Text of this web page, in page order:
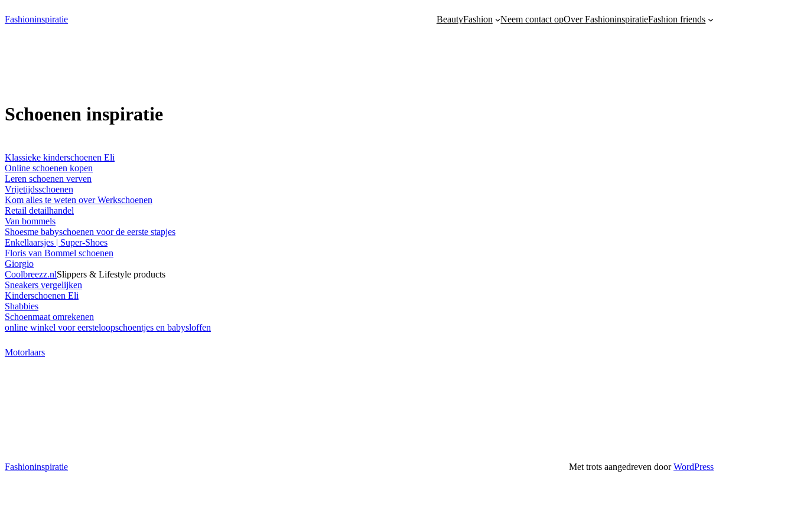
naar
Fashioninspiratie BeautyFashion Neem contact opOver FashioninspiratieFashion friends
Schoenen inspiratie
Klassieke kinderschoenen Eli
Online schoenen kopen
Leren schoenen verven
Vrijetijdsschoenen
Kom alles te weten over Werkschoenen
Retail detailhandel
Van bommels
Shoesme babyschoenen voor de eerste stapjes
Enkellaarsjes | Super-Shoes
Floris van Bommel schoenen
Giorgio
Coolbreezz.nlSlippers & Lifestyle products
Sneakers vergelijken
Kinderschoenen Eli
Shabbies
Schoenmaat omrekenen
online winkel voor eersteloopschoentjes en babysloffen
Motorlaars
Fashioninspiratie Met trots aangedreven doorWordPress